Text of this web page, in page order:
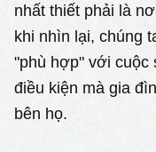
nhất thiết phải là
khi nhìn lại, chúng
"phù hợp" với cuộc
điều kiện mà gia
bên họ.